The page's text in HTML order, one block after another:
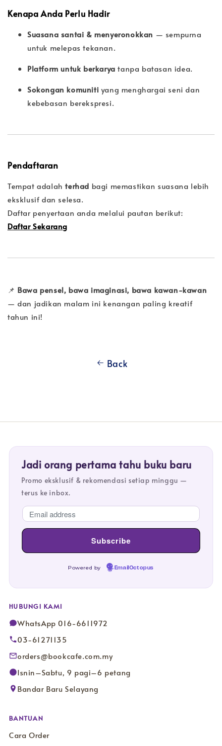
Kenapa Anda Perlu Hadir
Suasana santai & menyeronokkan — sempurna
untuk melepas tekanan.
Platform untuk berkarya tanpa batasan idea.
Sokongan komuniti yang menghargai seni dan
kebebasan berekspresi.
Pendaftaran
Tempat adalahterhad bagi memastikan suasana lebih
eksklusif dan selesa.
Daftar penyertaan anda melalui pautan berikut:
Daftar Sekarang
📌 Bawa pensel, bawa imaginasi, bawa kawan-kawan
— dan jadikan malam ini kenangan paling kreatif
tahun ini!
Back
Jadi orang pertama tahu buku baru
Promo eksklusif & rekomendasi setiap minggu —
terus ke inbox.
Powered by EmailOctopus
HUBUNGI KAMI
WhatsApp 016-6611972
03-61271135
orders@bookcafe.com.my
Isnin–Sabtu, 9 pagi–6 petang
Bandar Baru Selayang
BANTUAN
Cara Order